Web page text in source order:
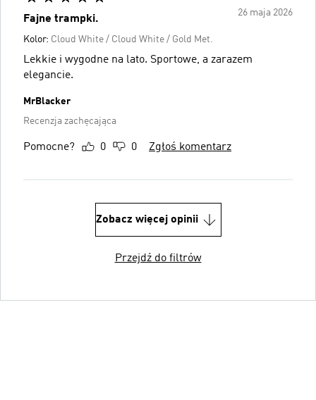
26 maja 2026
Fajne trampki.
Kolor: Cloud White / Cloud White / Gold Met.
Lekkie i wygodne na lato. Sportowe, a zarazem
elegancie.
MrBlacker
Recenzja zachęcająca
Pomocne? 0 0 Zgłoś komentarz
Zobacz więcej opinii
Przejdź do filtrów